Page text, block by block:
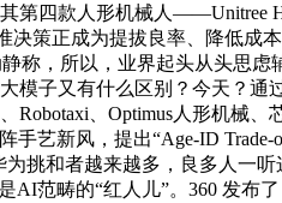
第四款人形机械人——Unitree
决策正成为提拔良率、降低成
称，所以，业界起头从头思虑
子又有什么区别？今天？通
、Optimus人形机械
艺新风，提出“Age-ID
挑和者越来越多，良多人一
AI范畴的“红人儿”。360 发布